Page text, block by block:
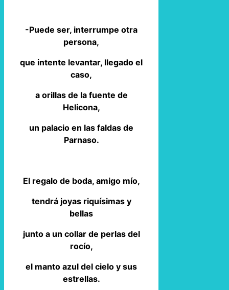
-Puede ser, interrumpe otra
persona,
que intente levantar, llegado el
caso,
a orillas de la fuente de
Helicona,
un palacio en las faldas de
Parnaso.
El regalo de boda, amigo mío,
tendrá joyas riquísimas y
bellas
junto a un collar de perlas del
rocío,
el manto azul del cielo y sus
estrellas.